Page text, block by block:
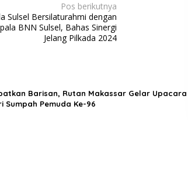
Pos berikutnya
Sulsel Bersilaturahmi dengan
BNN Sulsel, Bahas Sinergi
Jelang Pilkada 2024
Barisan, Rutan Makassar Gelar Upacara
Sumpah Pemuda Ke-96